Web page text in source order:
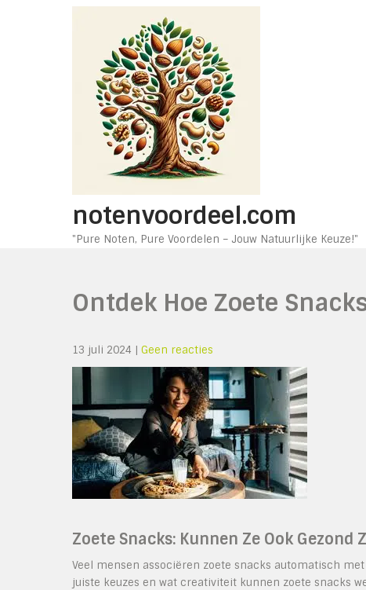
notenvoordeel.com
"Pure Noten, Pure Voordelen – Jouw Natuurlijke Keuze!"
Ontdek Hoe Zoete
13 juli 2024 | Geen reacties
Zoete Snacks: Kunnen Ze Ook Gezond
Veel mensen associëren zoete snacks automatisch
juiste keuzes en wat creativiteit kunnen zoete snacks